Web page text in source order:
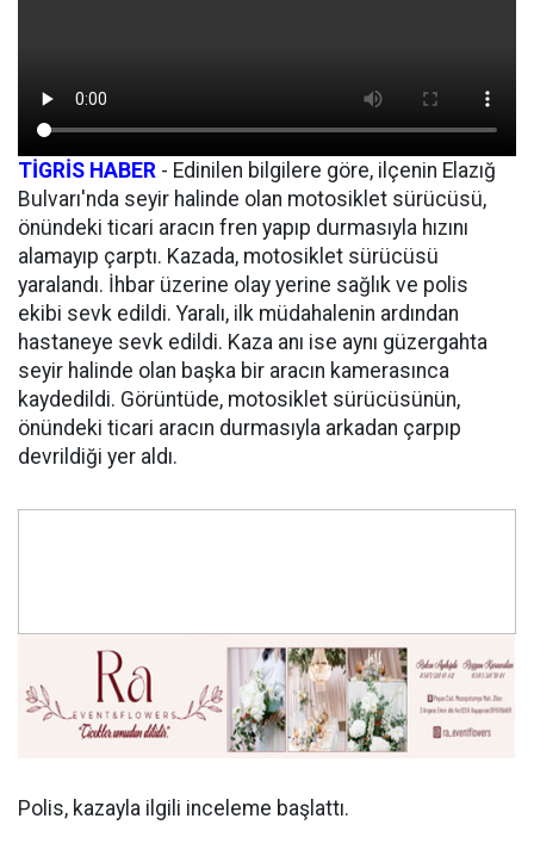
TİGRİS HABER - Edinilen bilgilere göre, ilçenin Elazığ
Bulvarı'nda seyir halinde olan motosiklet sürücüsü,
önündeki ticari aracın fren yapıp durmasıyla hızını
alamayıp çarptı. Kazada, motosiklet sürücüsü
yaralandı. İhbar üzerine olay yerine sağlık ve polis
ekibi sevk edildi. Yaralı, ilk müdahalenin ardından
hastaneye sevk edildi. Kaza anı ise aynı güzergahta
seyir halinde olan başka bir aracın kamerasınca
kaydedildi. Görüntüde, motosiklet sürücüsünün,
önündeki ticari aracın durmasıyla arkadan çarpıp
devrildiği yer aldı.
Polis, kazayla ilgili inceleme başlattı.